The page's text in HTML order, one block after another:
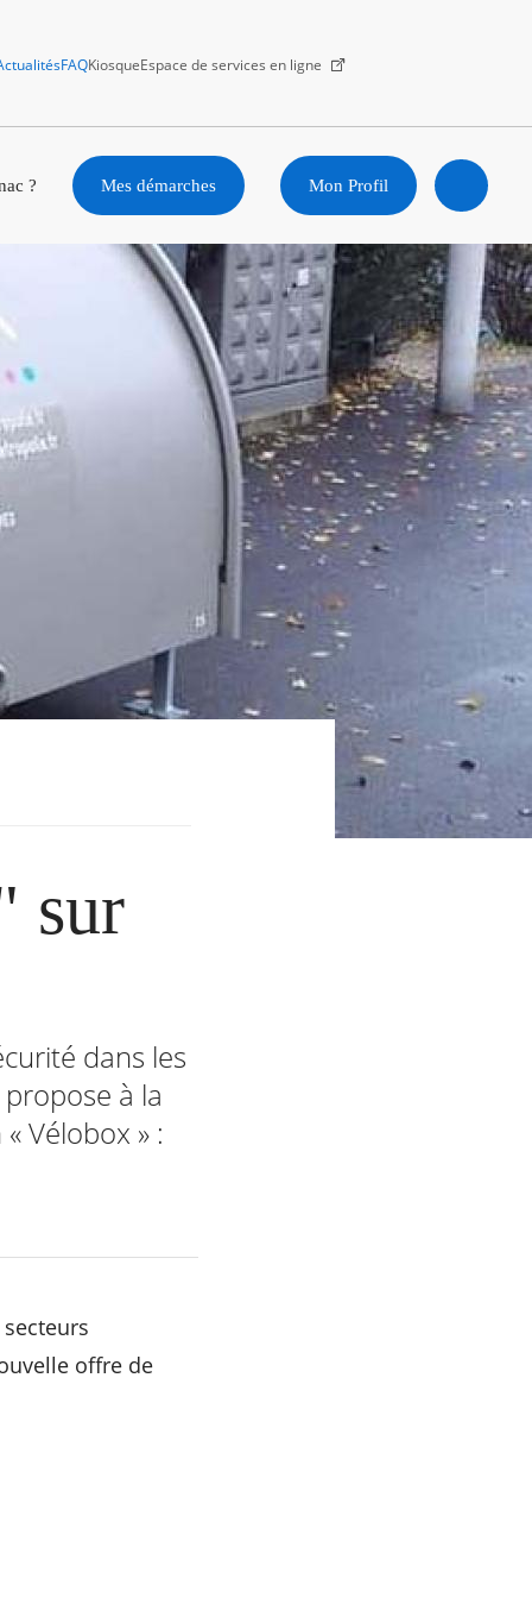
FAQKiosqueEspace de services en ligne
? Mes démarches Mon Profil
Ouvrir
sur
dans les
à la
Vélobox » :
offre de